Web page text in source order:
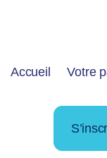
Accueil Votre